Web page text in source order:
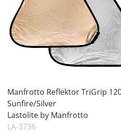
Manfrotto Reflektor TriGrip
Sunfire/Silver
Lastolite by Manfrotto
LA-3736